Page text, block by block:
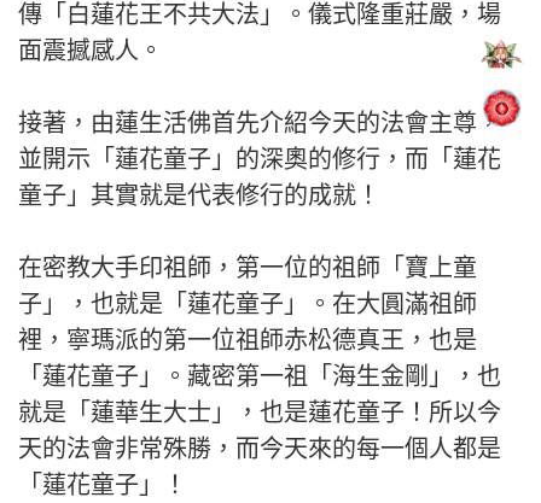
傳「白蓮花王不共大法」。儀式隆重莊嚴，場
面震撼感人。
接著，由蓮生活佛首先介紹今天的法會主尊，
並開示「蓮花童子」的深奧的修行，而「蓮花
童子」其實就是代表修行的成就！
在密教大手印祖師，第一位的祖師「寶上童
子」，也就是「蓮花童子」。在大圓滿祖師
裡，寧瑪派的第一位祖師赤松德真王，也是
「蓮花童子」。藏密第一祖「海生金剛」，也
就是「蓮華生大士」，也是蓮花童子！所以今
天的法會非常殊勝，而今天來的每一個人都是
「蓮花童子」！